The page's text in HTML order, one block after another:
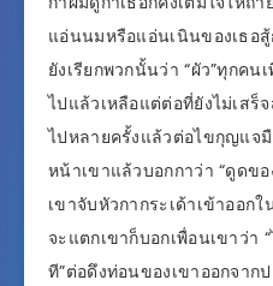
แอ่นนมหรือแอ่นเนินของเธอ
ยังเรียกพวกนั้นว่า “ผัว”ทุกค
ไปแล้วเหลือแต่ต่อที่ยังไม่เสร็
ไปหลายครั้งแล้วต่อไขกุญแจ
หน้าเขาแล้วบอกกาว่า “ดูดข
เขาจับหัวกากระเด้าเข้าออก
จะแตกเขาก็บอกเพื่อนเขาว่า
ที”ต่อดึงท่อนของเขาออกจาก